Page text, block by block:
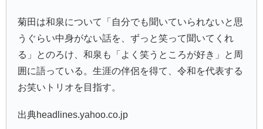
菊田は和泉について「自分でも聞いていられないと思
うぐらい中身がない話を、ずっと笑って聞いてくれ
る」とのろけ、和泉も「よく笑うところが好き」と周
囲に語っている。生涯の伴侶を得て、令和を代表する
お笑いトリオを目指す。
出典headlines.yahoo.co.jp